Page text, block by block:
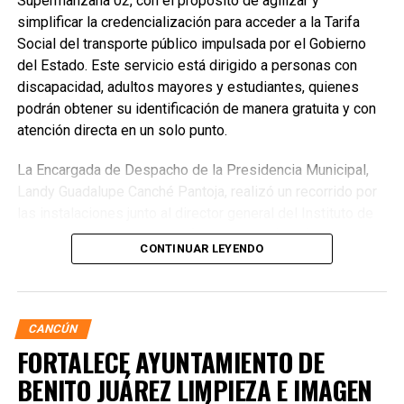
simplificar la credencialización para acceder a la Tarifa
Social del transporte público impulsada por el Gobierno
del Estado. Este servicio está dirigido a personas con
discapacidad, adultos mayores y estudiantes, quienes
podrán obtener su identificación de manera gratuita y con
atención directa en un solo punto.
La Encargada de Despacho de la Presidencia Municipal,
Landy Guadalupe Canché Pantoja, realizó un recorrido por
Movilidad de Quintana Roo (IMOVEQROO), Rafael
Hernández Kotasek, y la titular del IMDAI, Bárbara
CONTINUAR LEYENDO
CANCÚN
FORTALECE AYUNTAMIENTO DE
BENITO JUÁREZ LIMPIEZA E IMAGEN